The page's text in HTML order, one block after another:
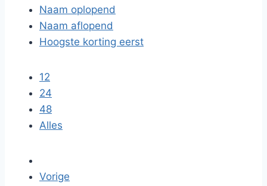
Naam oplopend
Naam aflopend
Hoogste korting eerst
12
24
48
Alles
Vorige